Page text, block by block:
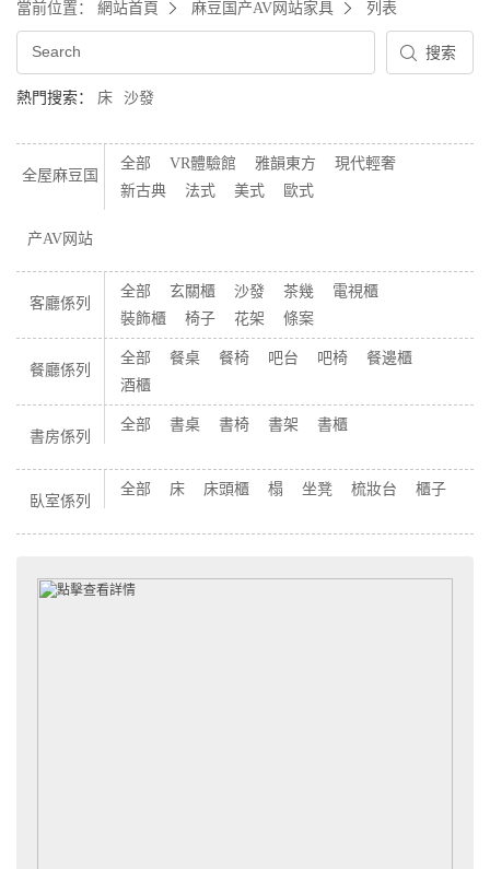
當前位置： 網站首頁 麻豆国产AV网站家具 列表
熱門搜索： 床 沙發
全屋麻豆国
产AV网站
全部 VR體驗館 雅韻東方
現代輕奢
新古典
法式 美式 歐式
客廳係列
全部 玄關櫃 沙發 茶幾
電視櫃
裝飾櫃
椅子 花架 條案
餐廳係列
全部 餐桌 餐椅 吧台 吧椅
餐邊櫃
酒櫃
書房係列
全部 書桌 書椅 書架 書櫃
臥室係列
全部 床 床頭櫃 榻 坐凳 梳妝台 櫃子